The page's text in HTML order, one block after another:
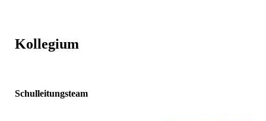
Kollegium
Schulleitungsteam